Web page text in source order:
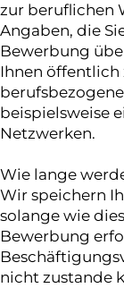
zur beruflichen
Angaben, die
Bewerbung
Ihnen
beispielsweise
Netzwerken.
Wie lange
Wir speichern
solange wie
Bewerbung
nicht zustande